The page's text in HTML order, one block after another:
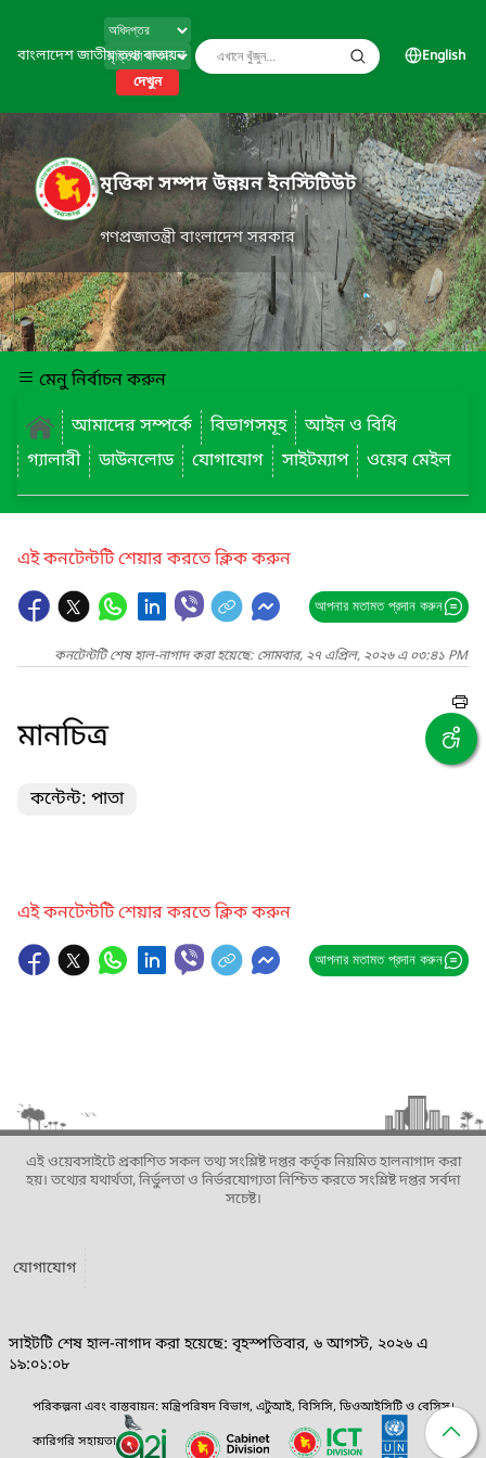
বাংলাদেশ জাতীয় তথ্য বাতায়ন
দেখুন
English
মৃত্তিকা সম্পদ উন্নয়ন ইনস্টিটিউট
গণপ্রজাতন্ত্রী বাংলাদেশ সরকার
মেনু নির্বাচন করুন
আমাদের সম্পর্কে
বিভাগসমূহ
আইন ও বিধি
গ্যালারী
ডাউনলোড যোগাযোগ সাইটম্যাপ ওয়েব মেইল
এই কনটেন্টটি শেয়ার করতে ক্লিক করুন
আপনার মতামত প্রদান করুন
কনটেন্টটি শেষ হাল-নাগাদ করা হয়েছে: সোমবার, ২৭ এপ্রিল, ২০২৬ এ ০৩:৪১ PM
মানচিত্র
কন্টেন্ট: পাতা
এই কনটেন্টটি শেয়ার করতে ক্লিক করুন
আপনার মতামত প্রদান করুন
এই ওয়েবসাইটে প্রকাশিত সকল তথ্য সংশ্লিষ্ট দপ্তর কর্তৃক নিয়মিত হালনাগাদ করা
হয়। তথ্যের যথার্থতা, নির্ভুলতা ও নির্ভরযোগ্যতা নিশ্চিত করতে সংশ্লিষ্ট দপ্তর সর্বদা
সচেষ্ট।
যোগাযোগ
সাইটটি শেষ হাল-নাগাদ করা হয়েছে: বৃহস্পতিবার, ৬ আগস্ট, ২০২৬ এ
১৯:০১:০৮
পরিকল্পনা এবং বাস্তবায়ন: মন্ত্রিপরিষদ বিভাগ, এটুআই, বিসিসি, ডিওআইসিটি ও বেসিস।
কারিগরি সহায়তা